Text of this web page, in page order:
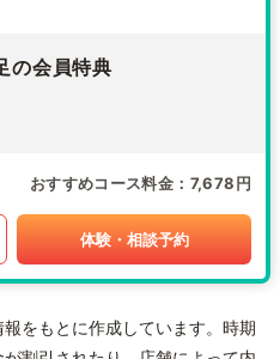
の会員特典
おすすめコース料金 7,678円
体験・相談予約
をもとに作成しています。時期